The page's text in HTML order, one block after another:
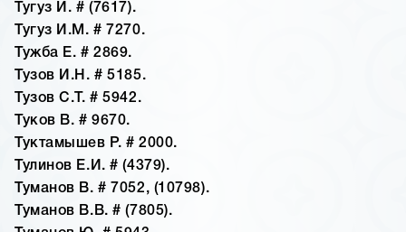
Тугуз И. # (7617).
Тугуз И.М. # 7270.
Тужба Е. # 2869.
Тузов И.Н. # 5185.
Тузов С.Т. # 5942.
Туков В. # 9670.
Туктамышев Р. # 2000.
Тулинов Е.И. # (4379).
Туманов В. # 7052, (10798).
Туманов В.В. # (7805).